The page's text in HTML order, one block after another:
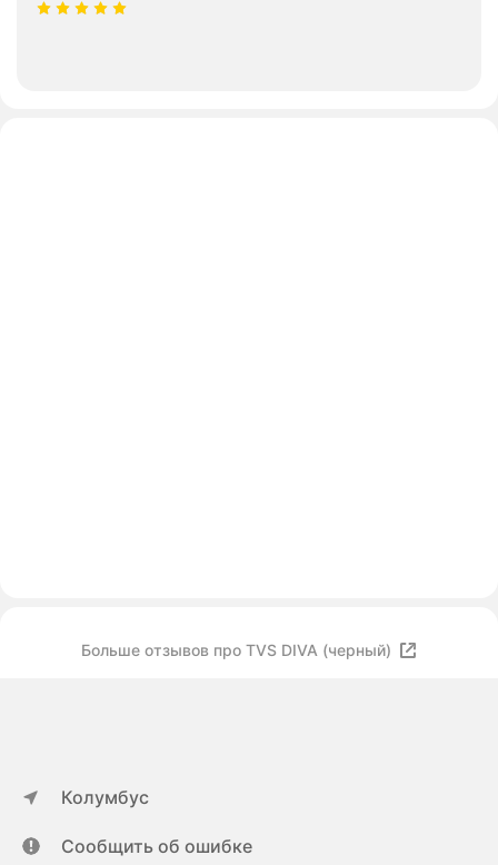
Больше отзывов про TVS DIVA (черный)
Колумбус
Сообщить об ошибке